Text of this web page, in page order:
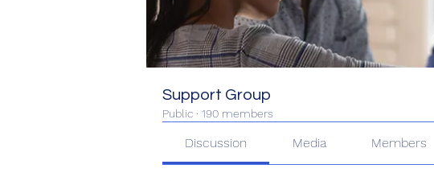
Support Group
Public · 190 members
Discussion Media Members